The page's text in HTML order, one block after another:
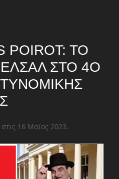
POIROT: TO
ΕΛΣΑΛ ΣΤΟ 4Ο
16 Μαϊος 2023.